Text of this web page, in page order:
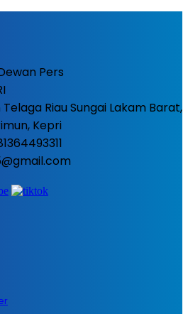
Pers
Riau Sungai Lakam Barat,
Kepri